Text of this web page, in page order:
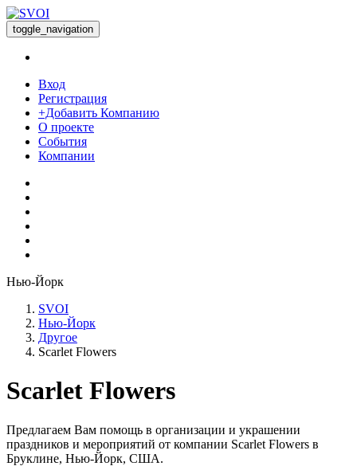
toggle_navigation
Вход
Регистрация
+Добавить Компанию
О проекте
События
Компании
Нью-Йорк
SVOI
Нью-Йорк
Другое
Scarlet Flowers
Scarlet Flowers
Предлагаем Вам помощь в организации и украшении
праздников и мероприятий от компании Scarlet Flowers в
Бруклине, Нью-Йорк, США.